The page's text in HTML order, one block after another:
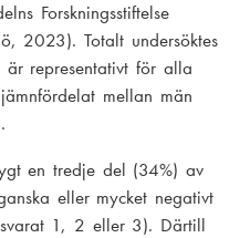
Forskningsstiftelse
2023). Totalt undersöktes
representativt för alla
mellan män
en tredje del (34%) av
eller mycket negativt
1, 2 eller 3). Därtill